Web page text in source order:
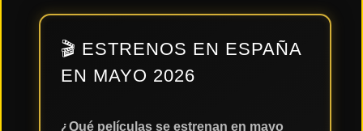
🎬 ESTRENOS EN ESPAÑA
EN MAYO 2026
¿Qué películas se estrenan en mayo